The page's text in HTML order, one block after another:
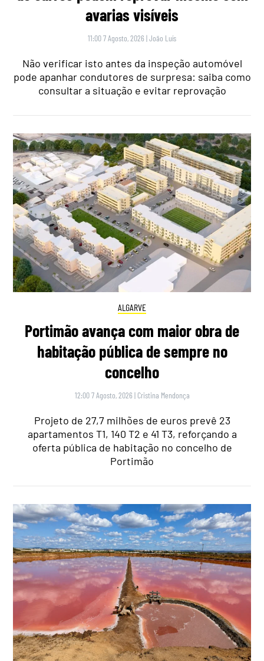
avarias visíveis
11:00 7 Agosto, 2026 |João Luís
Não verificar isto antes da inspeção automóvel
pode apanhar condutores de surpresa: saiba como
consultar a situação e evitar reprovação
ALGARVE
Portimão avança com maior obra de
habitação pública de sempre no
concelho
12:00 7 Agosto, 2026 | Cristina Mendonça
Projeto de 27,7 milhões de euros prevê 23
apartamentos T1, 140 T2 e 41 T3, reforçando a
oferta pública de habitação no concelho de
Portimão